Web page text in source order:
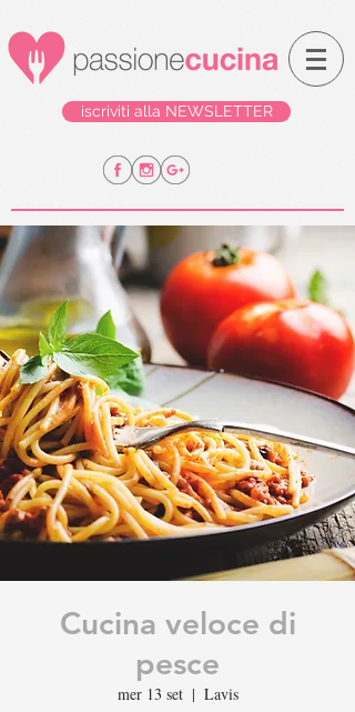
iscriviti alla NEWSLETTER
Cucina veloce di
pesce
mer 13 set
  |
Lavis